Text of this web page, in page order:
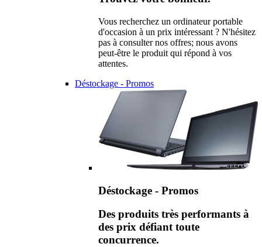
Vous recherchez un ordinateur portable
d'occasion à un prix intéressant ? N'hésitez
pas à consulter nos offres; nous avons
peut-être le produit qui répond à vos
attentes.
Déstockage - Promos
Déstockage - Promos
Des produits très performants à
des prix défiant toute
concurrence.